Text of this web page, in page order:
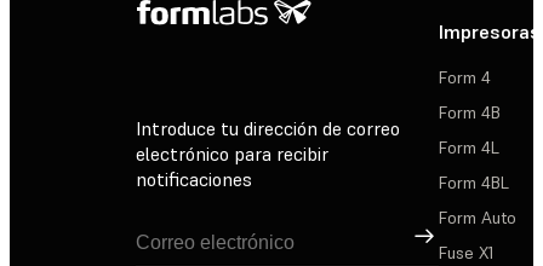
Introduce tu dirección de correo
electrónico para recibir
notificaciones
Suscribirse
Impresoras
Form 4
Form 4B
Form 4L
Form 4BL
Form Auto
Fuse X1